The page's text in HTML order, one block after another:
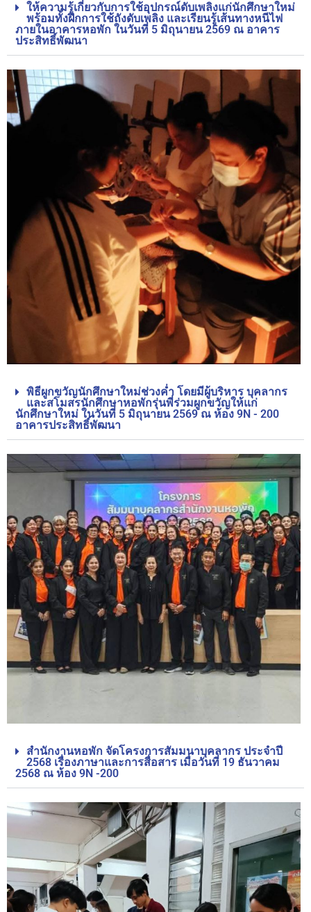
ให้ความรู้เกี่ยวกับการใช้อุปกรณ์ดับเพลิงแก่นักศึกษาใหม่
พร้อมทั้งฝึกการใช้ถังดับเพลิง และเรียนรู้เส้นทางหนีไฟ
ภายในอาคารหอพัก ในวันที่ 5 มิถุนายน 2569 ณ อาคาร
ประสิทธิ์พัฒนา
พิธีผูกขวัญนักศึกษาใหม่ช่วงค่ำ โดยมีผู้บริหาร บุคลากร
และสโมสรนักศึกษาหอพักรุ่นพี่ร่วมผูกขวัญให้แก่
นักศึกษาใหม่ ในวันที่ 5 มิถุนายน 2569 ณ ห้อง 9N - 200
อาคารประสิทธิ์พัฒนา
สำนักงานหอพัก จัดโครงการสัมมนาบุคลากร ประจำปี
2568 เรื่องภาษาและการสื่อสาร เมื่อวันที่ 19 ธันวาคม
2568 ณ ห้อง 9N -200